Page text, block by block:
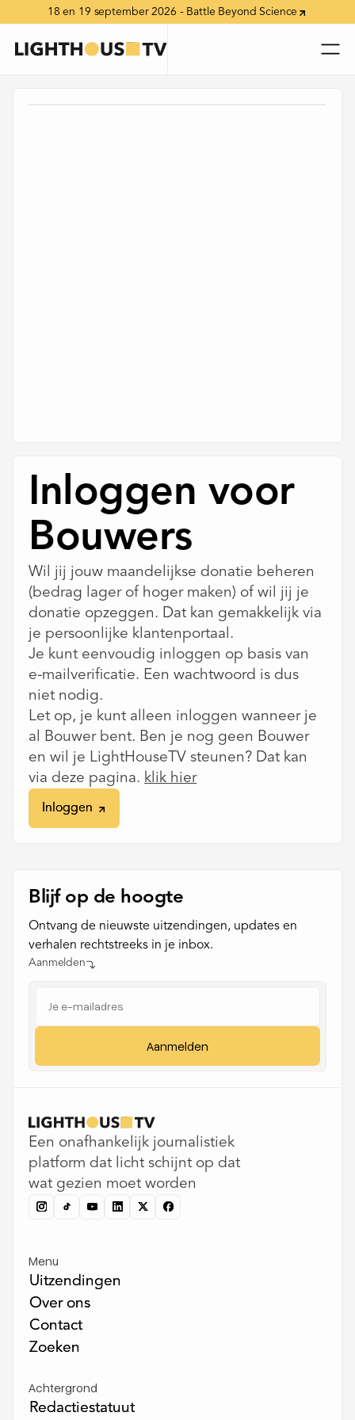
18 en 19 september 2026 - Battle Beyond Science
Inloggen voor
Bouwers
Wil jij jouw maandelijkse donatie beheren
(bedrag lager of hoger maken) of wil jij je
donatie opzeggen. Dat kan gemakkelijk via
je persoonlijke klantenportaal.
Je kunt eenvoudig inloggen op basis van
e-mailverificatie. Een wachtwoord is dus
niet nodig.
Let op, je kunt alleen inloggen wanneer je
al Bouwer bent. Ben je nog geen Bouwer
en wil je LightHouseTV steunen? Dat kan
via deze pagina. klik hier
Inloggen
Inloggen
Een onafhankelijk journalistiek
platform dat licht schijnt op dat
wat gezien moet worden
Menu
Uitzendingen
Uitzendingen
Over ons
Over ons
Contact
Contact
Zoeken
Zoeken
Achtergrond
Redactiestatuut
Redactiestatuut
Blijf op de hoogte
Ontvang de nieuwste uitzendingen, updates en
verhalen rechtstreeks in je inbox.
Aanmelden